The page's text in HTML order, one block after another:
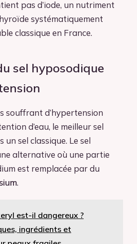
pas d’iode, un nutriment
systématiquement
classique en France.
sel hyposodique
souffrant d’hypertension
d’eau, le meilleur sel
un sel classique. Le sel
alternative où une partie
est remplacée par du
.
est-il dangereux ?
ingrédients et